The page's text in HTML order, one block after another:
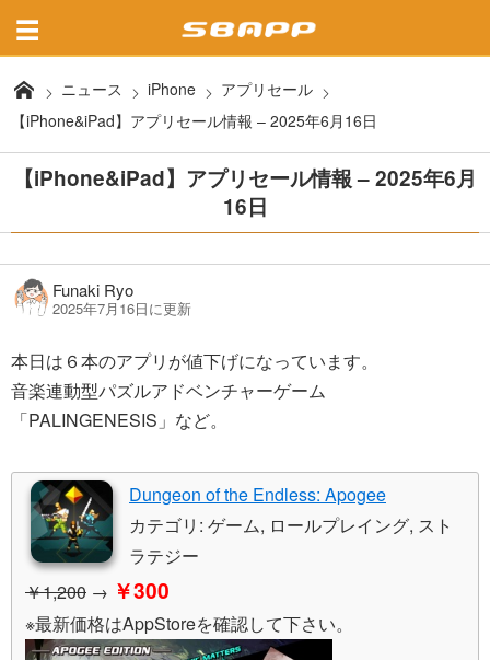
ニュース iPhone
アプリセール
【iPhone&iPad】アプリセール情報 – 2025年6月16日
【iPhone&iPad】アプリセール情報 – 2025年6月
16日
Funaki Ryo
2025年7月16日に更新
本日は６本のアプリが値下げになっています。
音楽連動型パズルアドベンチャーゲーム
「PALINGENESIS」など。
Dungeon of the Endless: Apogee
カテゴリ: ゲーム, ロールプレイング, スト
ラテジー
￥1,200 → ￥300
※最新価格はAppStoreを確認して下さい。